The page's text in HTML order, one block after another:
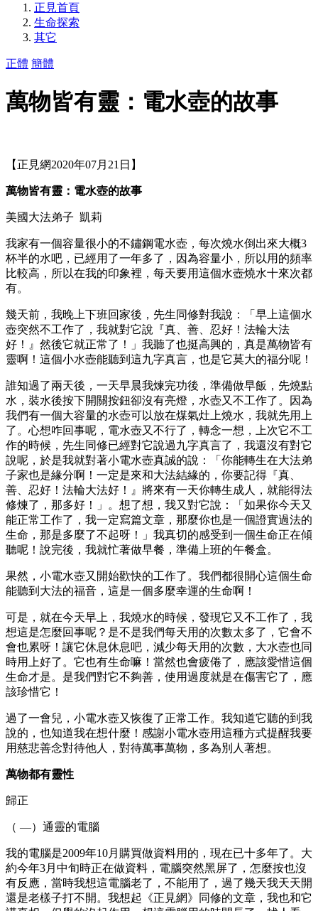
正見首頁
生命探索
其它
正體 簡體
萬物皆有靈：電水壺的故事
【正見網2020年07月21日】
萬物皆有靈：電水壺的故事
美國大法弟子 凱莉
我家有一個容量很小的不鏽鋼電水壺，每次燒水倒出來大概3
杯半的水吧，已經用了一年多了，因為容量小，所以用的頻率
比較高，所以在我的印象裡，每天要用這個水壺燒水十來次都
有。
幾天前，我晚上下班回家後，先生同修對我說：「早上這個水
壺突然不工作了，我就對它說『真、善、忍好！法輪大法
好！』然後它就正常了！」我聽了也挺高興的，真是萬物皆有
靈啊！這個小水壺能聽到這九字真言，也是它莫大的福分呢！
誰知過了兩天後，一天早晨我煉完功後，準備做早飯，先燒點
水，裝水後按下開關按鈕卻沒有亮燈，水壺又不工作了。因為
我們有一個大容量的水壺可以放在煤氣灶上燒水，我就先用上
了。心想咋回事呢，電水壺又不行了，轉念一想，上次它不工
作的時候，先生同修已經對它說過九字真言了，我還沒有對它
說呢，於是我就對著小電水壺真誠的說：「你能轉生在大法弟
子家也是緣分啊！一定是來和大法結緣的，你要記得『真、
善、忍好！法輪大法好！』將來有一天你轉生成人，就能得法
修煉了，那多好！」。想了想，我又對它說：「如果你今天又
能正常工作了，我一定寫篇文章，那麼你也是一個證實過法的
生命，那是多麼了不起呀！」我真切的感受到一個生命正在傾
聽呢！說完後，我就忙著做早餐，準備上班的午餐盒。
果然，小電水壺又開始歡快的工作了。我們都很開心這個生命
能聽到大法的福音，這是一個多麼幸運的生命啊！
可是，就在今天早上，我燒水的時候，發現它又不工作了，我
想這是怎麼回事呢？是不是我們每天用的次數太多了，它會不
會也累呀！讓它休息休息吧，減少每天用的次數，大水壺也同
時用上好了。它也有生命嘛！當然也會疲倦了，應該愛惜這個
生命才是。是我們對它不夠善，使用過度就是在傷害它了，應
該珍惜它！
過了一會兒，小電水壺又恢復了正常工作。我知道它聽的到我
說的，也知道我在想什麼！感謝小電水壺用這種方式提醒我要
用慈悲善念對待他人，對待萬事萬物，多為別人著想。
萬物都有靈性
歸正
（ —）通靈的電腦
我的電腦是2009年10月購買做資料用的，現在已十多年了。大
約今年3月中旬時正在做資料，電腦突然黑屏了，怎麼按也沒
有反應，當時我想這電腦老了，不能用了，過了幾天我天天開
還是老樣子打不開。我想起《正見網》同修的文章，我也和它